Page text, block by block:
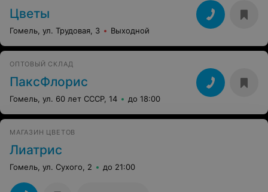
Цветы
Гомель, ул. Трудовая, 3 Выходной
ОПТОВЫЙ СКЛАД
ПаксФлорис
Гомель, ул. 60 лет СССР, 14 до 18:00
МАГАЗИН ЦВЕТОВ
Лиатрис
Гомель, ул. Сухого, 2 до 21:00